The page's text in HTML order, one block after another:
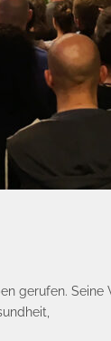
gerufen. Seine